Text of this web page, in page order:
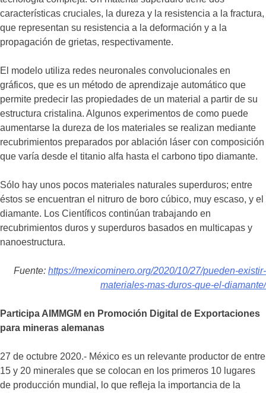
características cruciales, la dureza y la resistencia a la fractura,
que representan su resistencia a la deformación y a la
propagación de grietas, respectivamente.
El modelo utiliza redes neuronales convolucionales en
gráficos, que es un método de aprendizaje automático que
permite predecir las propiedades de un material a partir de su
estructura cristalina. Algunos experimentos de como puede
aumentarse la dureza de los materiales se realizan mediante
recubrimientos preparados por ablación láser con composición
que varía desde el titanio alfa hasta el carbono tipo diamante.
Sólo hay unos pocos materiales naturales superduros; entre
éstos se encuentran el nitruro de boro cúbico, muy escaso, y el
diamante. Los Científicos continúan trabajando en
recubrimientos duros y superduros basados en multicapas y
nanoestructura.
Fuente: https://mexicominero.org/2020/10/27/pueden-existir-
materiales-mas-duros-que-el-diamante/
Participa AIMMGM en Promoción Digital de Exportaciones
para mineras alemanas
27 de octubre 2020.- México es un relevante productor de entre
15 y 20 minerales que se colocan en los primeros 10 lugares
de producción mundial, lo que refleja la importancia de la